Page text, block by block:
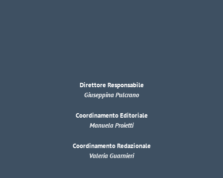
Direttore Responsabile
Giuseppina Pulcrano
Coordinamento Editoriale
Manuela Proietti
Coordinamento Redazionale
Valeria Guarnieri